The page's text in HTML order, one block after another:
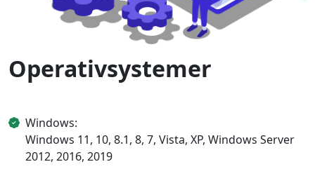
Operativsystemer
Windows:
Windows 11, 10, 8.1, 8, 7, Vista, XP, Windows Server
2012, 2016, 2019